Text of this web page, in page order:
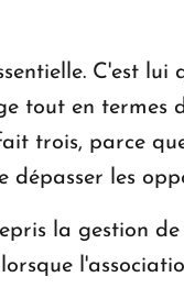
C'est
tout en termes
trois, parce
dépasser les
la gestion